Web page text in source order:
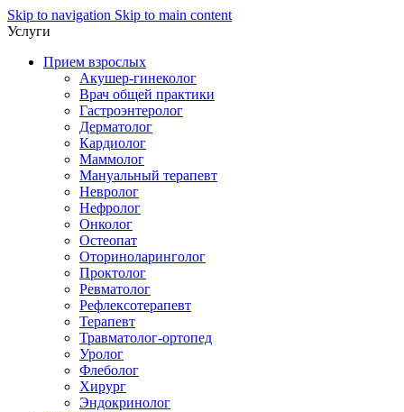
Skip to navigation Skip to main content
Услуги
Прием взрослых
Акушер-гинеколог
Врач общей практики
Гастроэнтеролог
Дерматолог
Кардиолог
Маммолог
Мануальный терапевт
Невролог
Нефролог
Онколог
Остеопат
Оториноларинголог
Проктолог
Ревматолог
Рефлексотерапевт
Терапевт
Травматолог-ортопед
Уролог
Флеболог
Хирург
Эндокринолог